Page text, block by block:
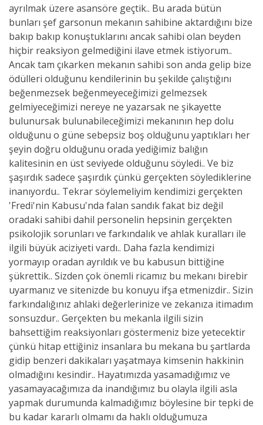
ayrılmak üzere asansöre geçtik.. Bu arada bütün
bunları şef garsonun mekanın sahibine aktardığını bize
bakıp bakıp konuştuklarını ancak sahibi olan beyden
hiçbir reaksiyon gelmediğini ilave etmek istiyorum..
Ancak tam çıkarken mekanın sahibi son anda gelip bize
ödülleri olduğunu kendilerinin bu şekilde çalıştığını
beğenmezsek beğenmeyeceğimizi gelmezsek
gelmiyeceğimizi nereye ne yazarsak ne şikayette
bulunursak bulunabileceğimizi mekanının hep dolu
olduğunu o güne sebepsiz boş olduğunu yaptıkları her
şeyin doğru olduğunu orada yediğimiz balığın
kalitesinin en üst seviyede olduğunu söyledi.. Ve biz
şaşırdık sadece şaşırdık çünkü gerçekten söylediklerine
inanıyordu.. Tekrar söylemeliyim kendimizi gerçekten
'Fredi'nin Kabusu'nda falan sandık fakat biz değil
oradaki sahibi dahil personelin hepsinin gerçekten
psikolojik sorunları ve farkındalık ve ahlak kuralları ile
ilgili büyük aciziyeti vardı.. Daha fazla kendimizi
yormayıp oradan ayrıldık ve bu kabusun bittiğine
şükrettik.. Sizden çok önemli ricamız bu mekanı birebir
uyarmanız ve sitenizde bu konuyu ifşa etmenizdir.. Sizin
farkındalığınız ahlaki değerlerinize ve zekanıza itimadım
sonsuzdur.. Gerçekten bu mekanla ilgili sizin
bahsettiğim reaksiyonları göstermeniz bize yetecektir
çünkü hitap ettiğiniz insanlara bu mekana bu şartlarda
gidip benzeri dakikaları yaşatmaya kimsenin hakkinin
olmadığını kesindir.. Hayatımızda yasamadığımız ve
yasamayacağımıza da inandığımız bu olayla ilgili asla
yapmak durumunda kalmadığımız böylesine bir tepki de
bu kadar kararlı olmamı da haklı olduğumuza